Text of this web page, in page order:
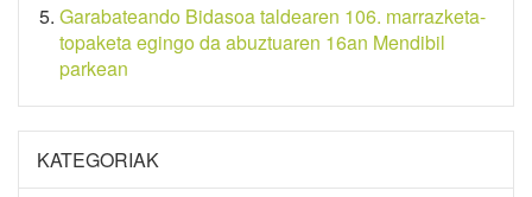
Garabateando Bidasoa taldearen 106. marrazketa-
topaketa egingo da abuztuaren 16an Mendibil
parkean
KATEGORIAK